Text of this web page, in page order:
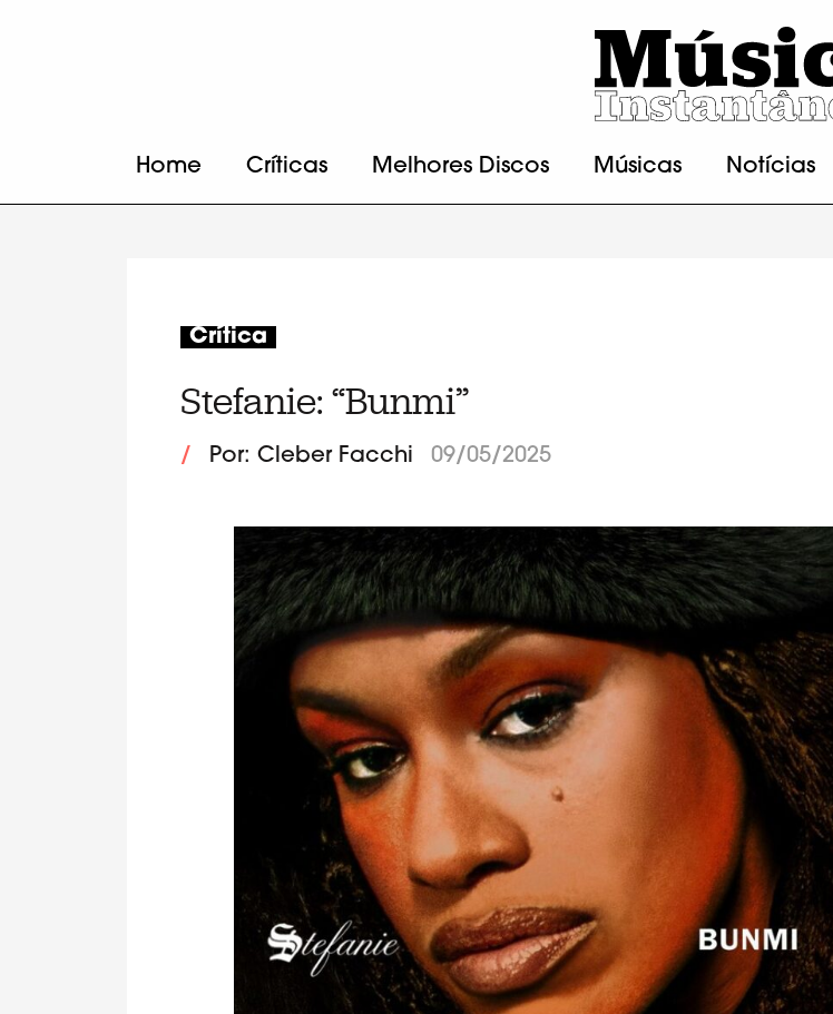
Home Críticas Melhores Discos Músicas Notícias
Crítica
Stefanie: “Bunmi”
/ Por: Cleber Facchi 09/05/2025